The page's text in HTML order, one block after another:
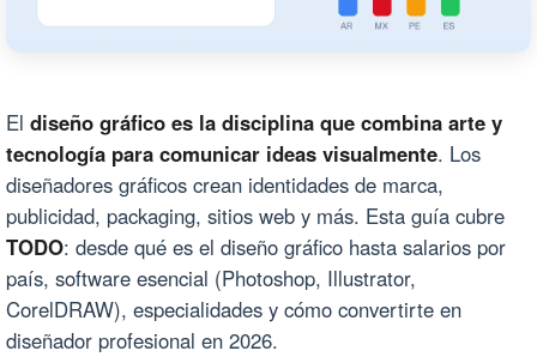
El diseño gráfico es la disciplina que combina arte y
tecnología para comunicar ideas visualmente. Los
diseñadores gráficos crean identidades de marca,
publicidad, packaging, sitios web y más. Esta guía cubre
TODO: desde qué es el diseño gráfico hasta salarios por
país, software esencial (Photoshop, Illustrator,
CorelDRAW), especialidades y cómo convertirte en
diseñador profesional en 2026.